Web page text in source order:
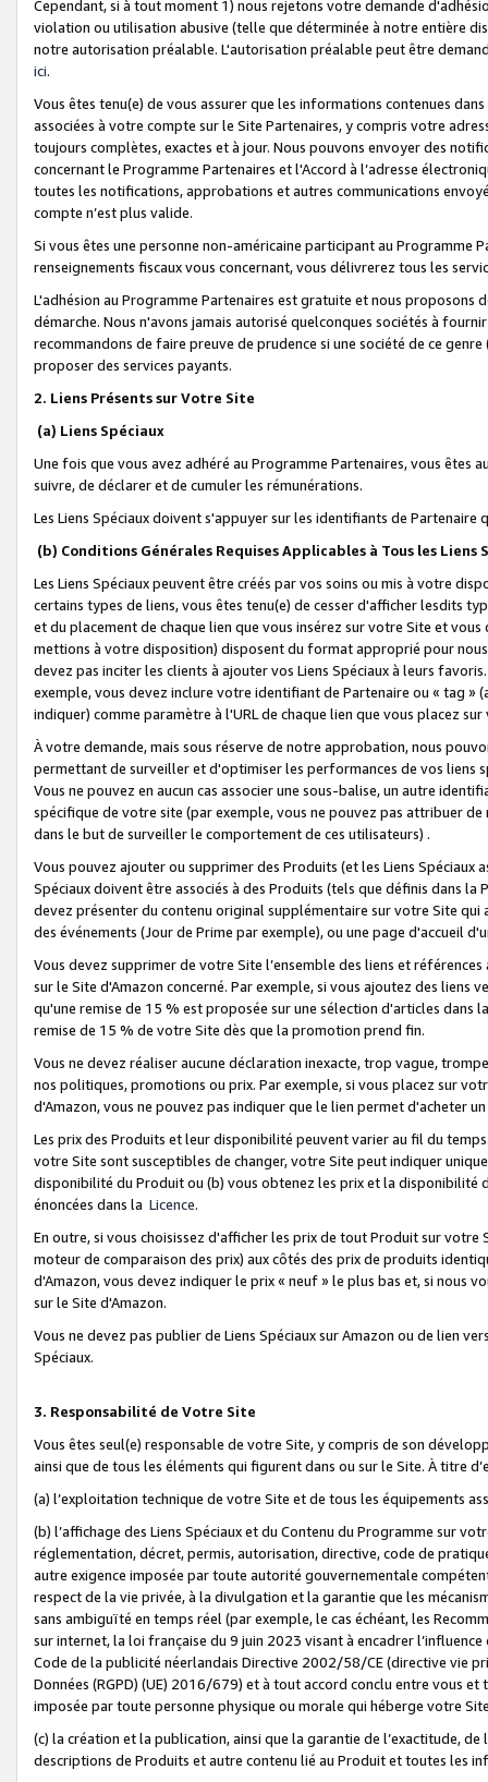
Cependant, si à tout moment 1) nous rejetons votre demande
violation ou utilisation abusive (telle que déterminée à notre entière
notre autorisation préalable. L'autorisation préalable peut être
ici.
Vous êtes tenu(e) de vous assurer que les informations contenues
associées à votre compte sur le Site Partenaires, y compris votre
toujours complètes, exactes et à jour. Nous pouvons envoyer des
concernant le Programme Partenaires et l'Accord à l’adresse
toutes les notifications, approbations et autres communications
compte n’est plus valide.
Si vous êtes une personne non-américaine participant au
renseignements fiscaux vous concernant, vous délivrerez tous les
L'adhésion au Programme Partenaires est gratuite et nous proposons
démarche. Nous n'avons jamais autorisé quelconques sociétés à
recommandons de faire preuve de prudence si une société de ce
proposer des services payants.
2. Liens Présents sur Votre Site
(a) Liens Spéciaux
Une fois que vous avez adhéré au Programme Partenaires, vous êtes
suivre, de déclarer et de cumuler les rémunérations.
Les Liens Spéciaux doivent s'appuyer sur les identifiants de Partenaire
(b) Conditions Générales Requises Applicables à Tous les Liens
Les Liens Spéciaux peuvent être créés par vos soins ou mis à votre
certains types de liens, vous êtes tenu(e) de cesser d'afficher lesdits
et du placement de chaque lien que vous insérez sur votre Site et
mettions à votre disposition) disposent du format approprié pour
devez pas inciter les clients à ajouter vos Liens Spéciaux à leurs
exemple, vous devez inclure votre identifiant de Partenaire ou « tag
indiquer) comme paramètre à l'URL de chaque lien que vous placez
À votre demande, mais sous réserve de notre approbation, nous
permettant de surveiller et d'optimiser les performances de vos liens
Vous ne pouvez en aucun cas associer une sous-balise, un autre
spécifique de votre site (par exemple, vous ne pouvez pas attribuer
dans le but de surveiller le comportement de ces utilisateurs) .
Vous pouvez ajouter ou supprimer des Produits (et les Liens
Spéciaux doivent être associés à des Produits (tels que définis dans
devez présenter du contenu original supplémentaire sur votre Site qui
des événements (Jour de Prime par exemple), ou une page d'accueil
Vous devez supprimer de votre Site l’ensemble des liens et
sur le Site d'Amazon concerné. Par exemple, si vous ajoutez des
qu'une remise de 15 % est proposée sur une sélection d'articles
remise de 15 % de votre Site dès que la promotion prend fin.
Vous ne devez réaliser aucune déclaration inexacte, trop vague,
nos politiques, promotions ou prix. Par exemple, si vous placez sur
d'Amazon, vous ne pouvez pas indiquer que le lien permet d'acheter
Les prix des Produits et leur disponibilité peuvent varier au fil du
votre Site sont susceptibles de changer, votre Site peut indiquer
disponibilité du Produit ou (b) vous obtenez les prix et la disponibilité
énoncées dans la Licence.
En outre, si vous choisissez d'afficher les prix de tout Produit sur
moteur de comparaison des prix) aux côtés des prix de produits
d'Amazon, vous devez indiquer le prix « neuf » le plus bas et, si nous
sur le Site d'Amazon.
Vous ne devez pas publier de Liens Spéciaux sur Amazon ou de lien
Spéciaux.
3. Responsabilité de Votre Site
Vous êtes seul(e) responsable de votre Site, y compris de son
ainsi que de tous les éléments qui figurent dans ou sur le Site. À titre
(a) l’exploitation technique de votre Site et de tous les équipements
(b) l’affichage des Liens Spéciaux et du Contenu du Programme sur
réglementation, décret, permis, autorisation, directive, code de
autre exigence imposée par toute autorité gouvernementale
respect de la vie privée, à la divulgation et la garantie que les
sans ambiguïté en temps réel (par exemple, le cas échéant, les
sur internet, la loi française du 9 juin 2023 visant à encadrer
Code de la publicité néerlandais Directive 2002/58/CE (directive vie
Données (RGPD) (UE) 2016/679) et à tout accord conclu entre vous
imposée par toute personne physique ou morale qui héberge votre
(c) la création et la publication, ainsi que la garantie de l’exactitude,
descriptions de Produits et autre contenu lié au Produit et toutes les